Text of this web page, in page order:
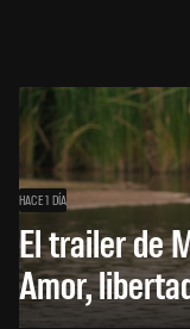
HACE 1 DÍA
El trailer de
Amor,